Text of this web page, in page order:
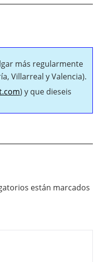
más regularmente
Villarreal y Valencia).
) y que dieseis
están marcados